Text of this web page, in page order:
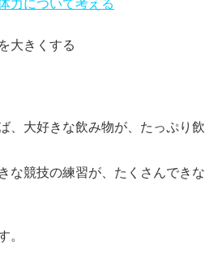
力について考える
大きくする
、大好きな飲み物が、たっぷり飲
な競技の練習が、たくさんできな
。